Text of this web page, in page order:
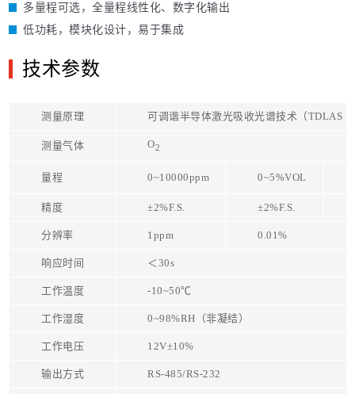
多量程可选，全量程线性化、数字化输出
低功耗，模块化设计，易于集成
技术参数
测量原理 可调谐半导体激光吸收光谱技术（TDLAS
测量气体 O2
量程 0~10000ppm 0~5%VOL
精度 ±2%F.S. ±2%F.S.
分辨率 1ppm 0.01%
响应时间 ＜30s
工作温度 -10~50℃
工作湿度 0~98%RH（非凝结）
工作电压 12V±10%
输出方式 RS-485/RS-232